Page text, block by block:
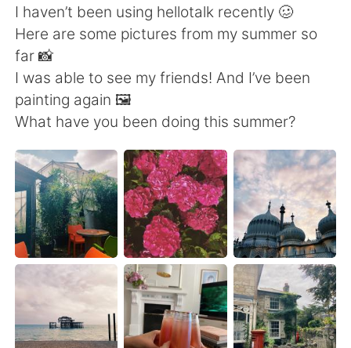
Русский
ไทย
Italiano
I haven’t been using hellotalk recently 🥴
Here are some pictures from my summer so
far 📸
I was able to see my friends! And I’ve been
painting again 🖼
What have you been doing this summer?